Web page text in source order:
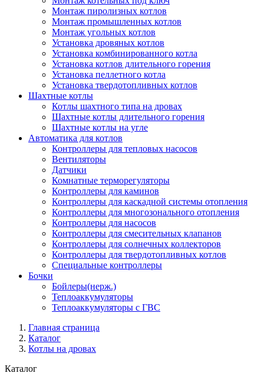
Монтаж пиролизных котлов
Монтаж промышленных котлов
Монтаж угольных котлов
Установка дровяных котлов
Установка комбинированного котла
Установка котлов длительного горения
Установка пеллетного котла
Установка твердотопливных котлов
Шахтные котлы
Котлы шахтного типа на дровах
Шахтные котлы длительного горения
Шахтные котлы на угле
Автоматика для котлов
Контроллеры для тепловых насосов
Вентиляторы
Датчики
Комнатные терморегуляторы
Контроллеры для каминов
Контроллеры для каскадной системы отопления
Контроллеры для многозонального отопления
Контроллеры для насосов
Контроллеры для смесительных клапанов
Контроллеры для солнечных коллекторов
Контроллеры для твердотопливных котлов
Специальные контроллеры
Бочки
Бойлеры(нерж.)
Теплоаккумуляторы
Теплоаккумуляторы с ГВС
Главная страница
Каталог
Котлы на дровах
Каталог